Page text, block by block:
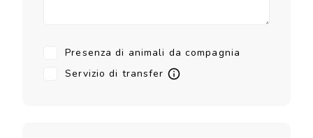
Presenza di animali da compagnia
Servizio di transfer